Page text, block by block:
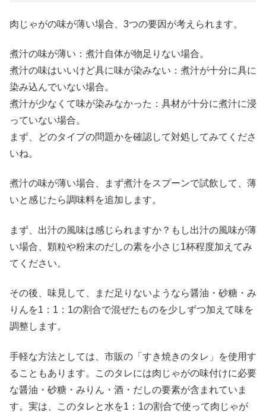
肉じゃがの味が薄い場合、3つの要因が考えられます。
煮汁の味が薄い：煮汁自体が物足りない場合。
煮汁の味はいいけど具に味が染みない：煮汁が十分に具に
染み込んでいない場合。
煮汁が少なくて味が染みなかった：具材が十分に煮汁に浸
っていない場合。
まず、どのタイプの問題かを確認して対処してみてくださ
いね。
煮汁の味が薄い場合、まず煮汁をスプーンで試飲して、薄
いと感じたら調味料を追加します。
まず、出汁の風味は感じられますか？もし出汁の風味が薄
い場合、顆粒や粉末のだしの素を小さじ1杯程度加えてみ
てください。
その後、味見して、まだ足りないようなら醤油・砂糖・み
りんを1：1：1の割合で混ぜたものを少しずつ加えて味を
調整します。
手軽な方法としては、市販の「すき焼きのタレ」を使用す
ることもあります。このタレには肉じゃがの味付けに必要
な醤油・砂糖・みりん・酒・だしの要素が含まれていま
す。実は、このタレと水を1：1の割合で使って肉じゃが